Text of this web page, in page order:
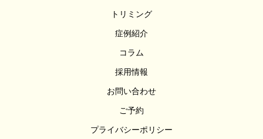
トリミング
症例紹介
コラム
採用情報
お問い合わせ
ご予約
プライバシーポリシー